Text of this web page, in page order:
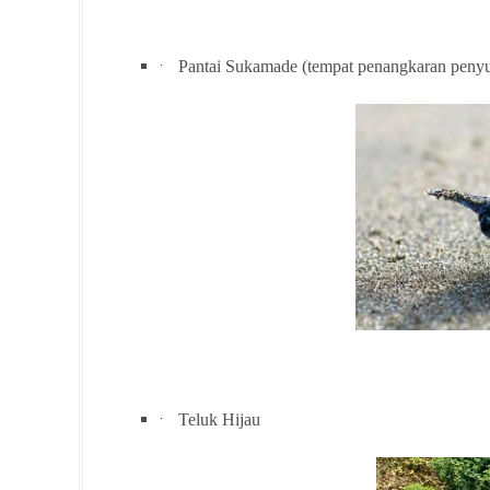
· Pantai Sukamade (tempat penangkaran
· Teluk Hijau